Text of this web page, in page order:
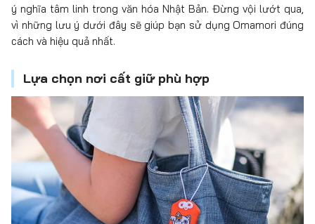
ý nghĩa tâm linh trong văn hóa Nhật Bản. Đừng vội lướt qua,
vì những lưu ý dưới đây sẽ giúp bạn sử dụng Omamori đúng
cách và hiệu quả nhất.
Lựa chọn nơi cất giữ phù hợp